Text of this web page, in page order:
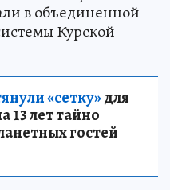
в объединенной
Курской
«сетку»для
13 лет тайно
гостей